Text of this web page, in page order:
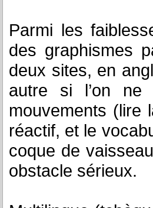
Parmi les
des graphismes
deux sites, en
autre si l’on
mouvements (lire
réactif, et le
coque de
obstacle sérieux.